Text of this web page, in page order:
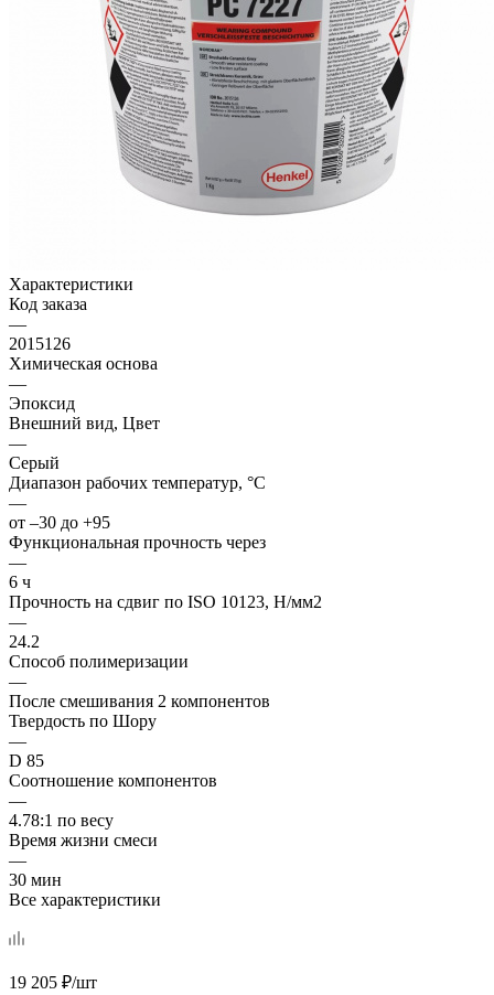
Характеристики
Код заказа
—
2015126
Химическая основа
—
Эпоксид
Внешний вид, Цвет
—
Серый
Диапазон рабочих температур, °C
—
от –30 до +95
Функциональная прочность через
—
6 ч
Прочность на сдвиг по ISO 10123, Н/мм2
—
24.2
Способ полимеризации
—
После смешивания 2 компонентов
Твердость по Шору
—
D 85
Соотношение компонентов
—
4.78:1 по весу
Время жизни смеси
—
30 мин
Все характеристики
19 205 ₽/шт